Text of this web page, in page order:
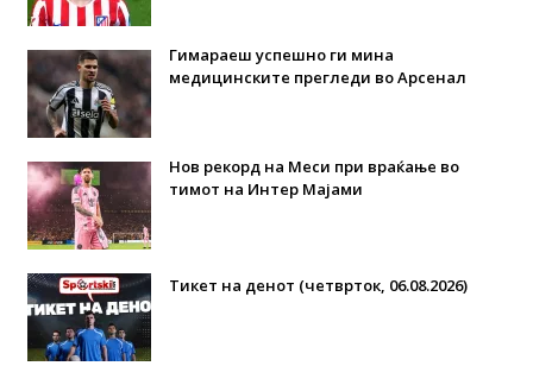
Гимараеш успешно ги мина
медицинските прегледи во Арсенал
Нов рекорд на Меси при враќање во
тимот на Интер Мајами
Тикет на денот (четврток, 06.08.2026)